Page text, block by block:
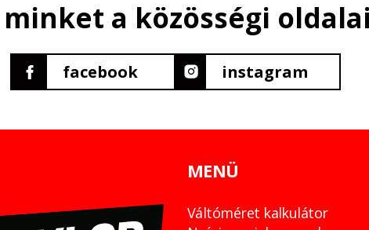
minket a közösségi
facebook instagram
MENÜ
Váltóméret kalkulátor